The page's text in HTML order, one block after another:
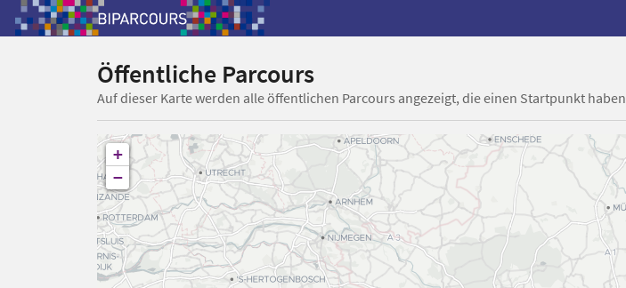
Öffentliche Parcours
Auf dieser Karte werden alle öffentlichen Parcours angezeigt, die einen Startpunkt haben
+
−